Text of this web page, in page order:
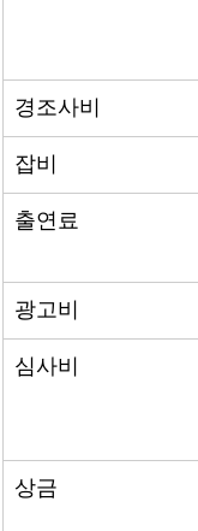
경조사비
잡비
출연료
광고비
심사비
상금